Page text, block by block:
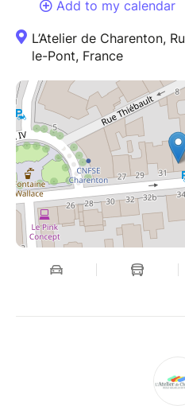
Add to my calendar
L’Atelier de Charenton,
le-Pont, France